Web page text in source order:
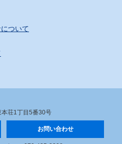
ついて
荘1丁目5番30号
お問い合わせ